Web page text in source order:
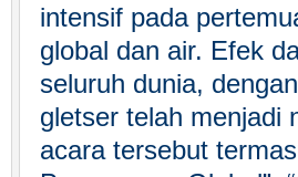
intensif pada
global dan air. Efek
seluruh dunia,
gletser telah menjadi
acara tersebut